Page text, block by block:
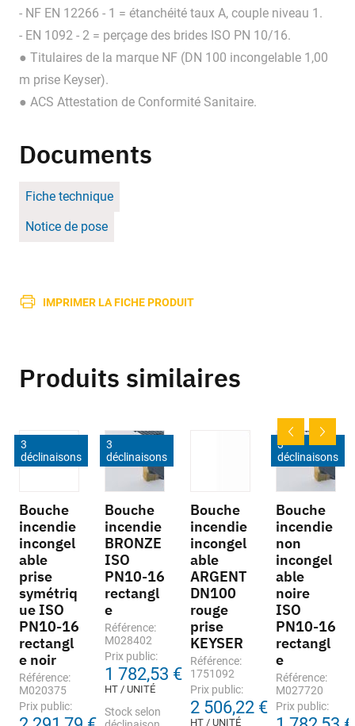
- NF EN 12266 - 1 = étanchéité taux A, couple niveau 1.
- EN 1092 - 2 = perçage des brides ISO PN 10/16.
● Titulaires de la marque NF (DN 100 incongelable 1,00
m prise Keyser).
● ACS Attestation de Conformité Sanitaire.
Documents
Fiche technique
Notice de pose
IMPRIMER LA FICHE PRODUIT
Produits similaires
3
déclinaisons
Bouche
incendie
incongel
able
prise
symétriq
ue ISO
PN10-16
rectangl
e noir
Référence:
M020375
Prix public:
3
déclinaisons
Bouche
incendie
BRONZE
ISO
PN10-16
rectangl
e
Référence:
M028402
Prix public:
1 782,53 €
HT / UNITÉ
Stock selon
Bouche
incendie
incongel
able
ARGENT
DN100
rouge
prise
KEYSER
Référence:
1751092
Prix public:
2 506,22 €
HT / UNITÉ
3
déclinaisons
Bouche
incendie
non
incongel
able
noire
ISO
PN10-16
rectangl
e
Référence:
M027720
Prix public: